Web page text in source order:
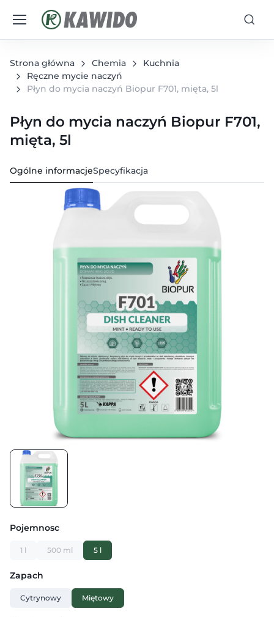
Strona główna Chemia
Kuchnia
Ręczne mycie naczyń
Płyn do mycia naczyń Biopur F701, mięta, 5l
Płyn do mycia naczyń Biopur F701,
mięta, 5l
Ogólne informacjeSpecyfikacja
Pojemnosc
1 l 500 ml 5 l
Zapach
Cytrynowy Miętowy